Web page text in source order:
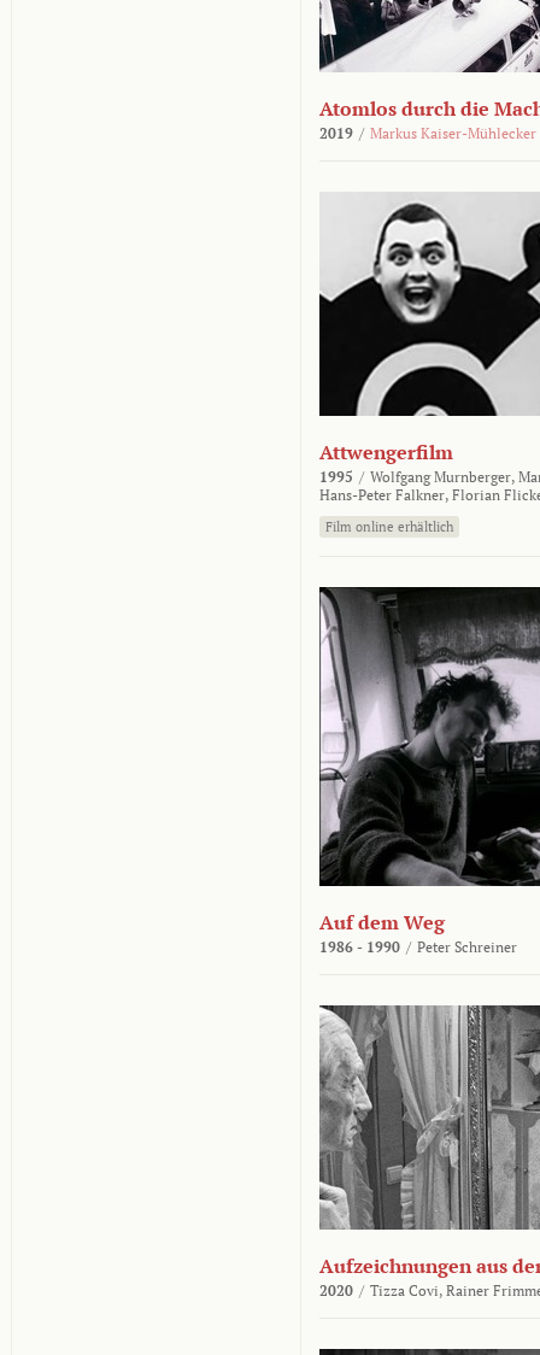
Atomlos durch die
2019 / Markus Kaiser-Mühlecker
Attwengerfilm
1995 / Wolfgang Murnberger,
Hans-Peter Falkner, Florian
Film online erhältlich
Auf dem Weg
1986 - 1990 / Peter Schreiner
Aufzeichnungen aus
2020 / Tizza Covi, Rainer